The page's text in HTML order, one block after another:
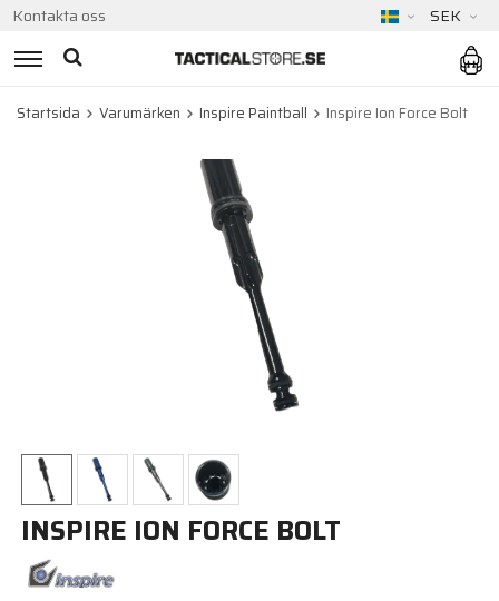
Kontakta oss SEK
Startsida Varumärken Inspire Paintball Inspire Ion Force Bolt
INSPIRE ION FORCE BOLT